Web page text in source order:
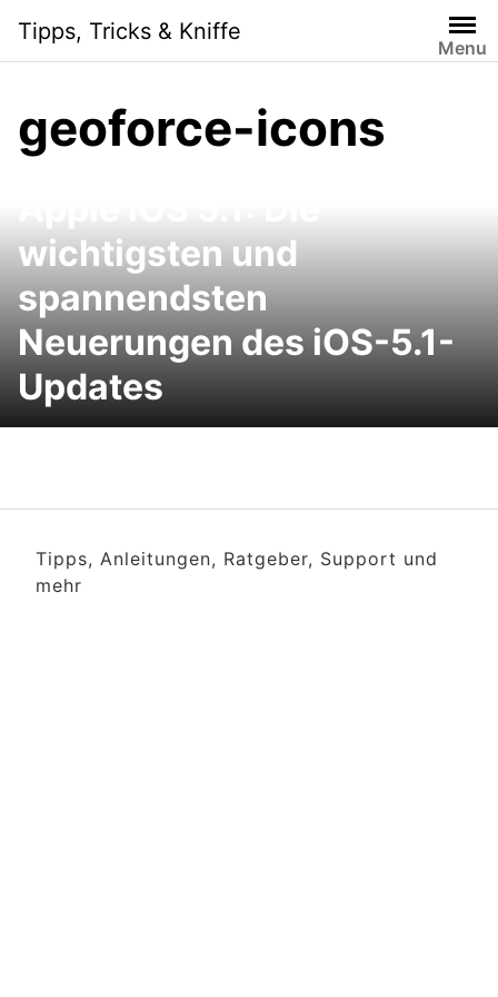
content
Tipps, Tricks & Kniffe
Menu
geoforce-icons
wichtigsten und
spannendsten
Neuerungen des iOS-5.1-
Updates
Tipps, Anleitungen, Ratgeber, Support und
mehr